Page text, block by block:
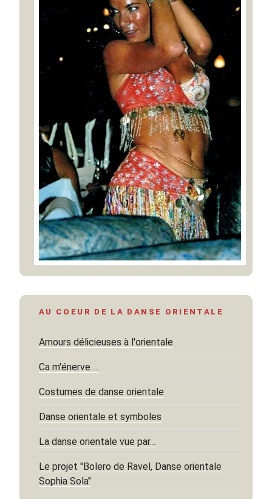
AU COEUR DE LA DANSE ORIENTALE
Amours délicieuses à l'orientale
Ca m'énerve …
Costumes de danse orientale
Danse orientale et symboles
La danse orientale vue par…
Le projet "Bolero de Ravel, Danse orientale
Sophia Sola"